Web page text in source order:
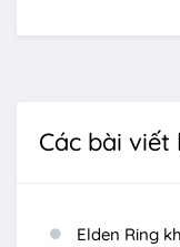
Các bài viết
Elden Ring